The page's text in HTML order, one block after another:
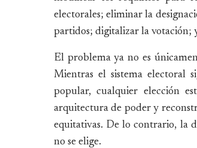
electorales; eliminar la
partidos; digitalizar la votación;
El problema ya no es
Mientras el sistema electoral
popular, cualquier elección
arquitectura de poder y
equitativas. De lo contrario, la
no se elige.